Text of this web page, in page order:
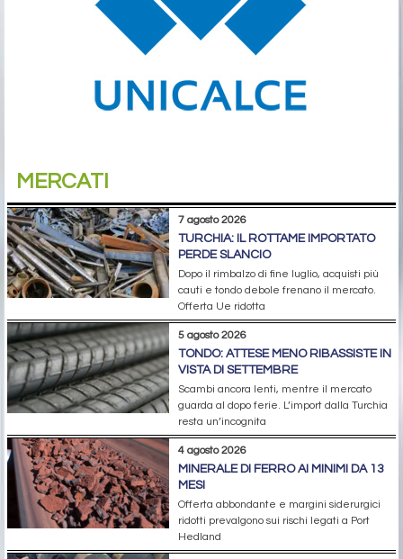
MERCATI
7 agosto 2026
TURCHIA: IL ROTTAME IMPORTATO
PERDE SLANCIO
Dopo il rimbalzo di fine luglio, acquisti più
cauti e tondo debole frenano il mercato.
Offerta Ue ridotta
5 agosto 2026
TONDO: ATTESE MENO RIBASSISTE IN
VISTA DI SETTEMBRE
Scambi ancora lenti, mentre il mercato
guarda al dopo ferie. L’import dalla Turchia
resta un’incognita
4 agosto 2026
MINERALE DI FERRO AI MINIMI DA 13
MESI
Offerta abbondante e margini siderurgici
ridotti prevalgono sui rischi legati a Port
Hedland